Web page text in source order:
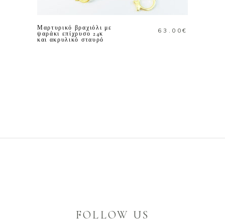
Μαρτυρικό βραχιόλι με
ψαράκι επίχρυσο 24κ
και ακρυλικό σταυρό
63.00€
FOLLOW US